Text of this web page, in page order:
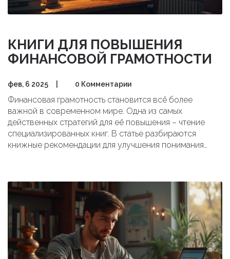
КНИГИ ДЛЯ ПОВЫШЕНИЯ
ФИНАНСОВОЙ ГРАМОТНОСТИ
фев, 6 2025 0 Комментарии
Финансовая грамотность становится всё более
важной в современном мире. Одна из самых
действенных стратегий для её повышения – чтение
специализированных книг. В статье разбираются
книжные рекомендации для улучшения понимания
управления деньгами и понять инвестиции.